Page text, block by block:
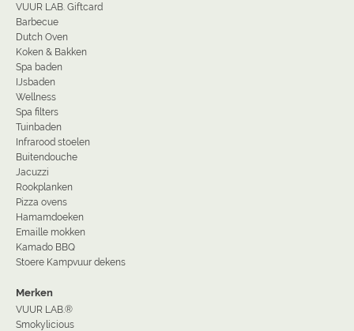
VUUR LAB. Giftcard
Barbecue
Dutch Oven
Koken & Bakken
Spa baden
IJsbaden
Wellness
Spa filters
Tuinbaden
Infrarood stoelen
Buitendouche
Jacuzzi
Rookplanken
Pizza ovens
Hamamdoeken
Emaille mokken
Kamado BBQ
Stoere Kampvuur dekens
Merken
VUUR LAB.®
Smokylicious